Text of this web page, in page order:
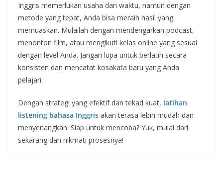
Inggris memerlukan usaha dan waktu, namun dengan
metode yang tepat, Anda bisa meraih hasil yang
memuaskan. Mulailah dengan mendengarkan podcast,
menonton film, atau mengikuti kelas online yang sesuai
dengan level Anda. Jangan lupa untuk berlatih secara
konsisten dan mencatat kosakata baru yang Anda
pelajari.
Dengan strategi yang efektif dan tekad kuat, latihan
listening bahasa Inggris akan terasa lebih mudah dan
menyenangkan. Siap untuk mencoba? Yuk, mulai dari
sekarang dan nikmati prosesnya!